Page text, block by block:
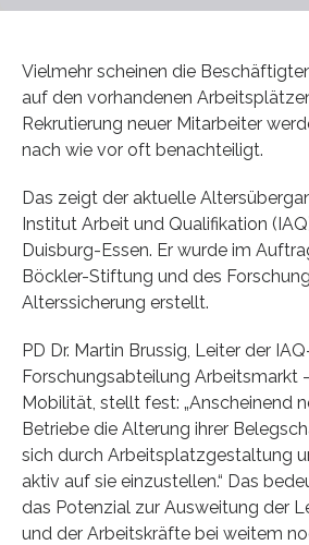
Vielmehr scheinen die
auf den vorhandenen
Rekrutierung neuer Mitarbeiter
nach wie vor oft benachteiligt.
Das zeigt der aktuelle
Institut Arbeit und Qualifikation
Duisburg-Essen. Er wurde im
Böckler-Stiftung und des
Alterssicherung erstellt.
PD Dr. Martin Brussig, Leiter der
Forschungsabteilung Arbeitsmarkt
Mobilität, stellt fest: „Anscheinend
Betriebe die Alterung ihrer
sich durch Arbeitsplatzgestaltung
aktiv auf sie einzustellen.“ Das
das Potenzial zur Ausweitung der
und der Arbeitskräfte bei weitem